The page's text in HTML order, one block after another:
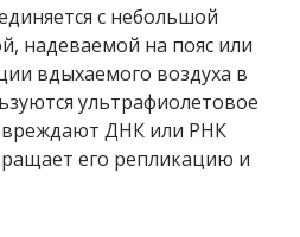
с небольшой
надеваемой на пояс или
вдыхаемого воздуха в
ультрафиолетовое
ДНК или РНК
его репликацию и